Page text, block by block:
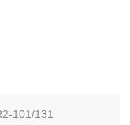
101/131